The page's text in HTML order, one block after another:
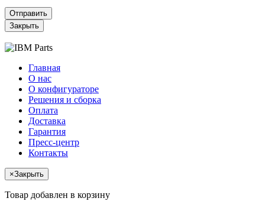
Отправить
Закрыть
Главная
О нас
О конфигураторе
Решения и сборка
Оплата
Доставка
Гарантия
Пресс-центр
Контакты
×Закрыть
Товар добавлен в корзину